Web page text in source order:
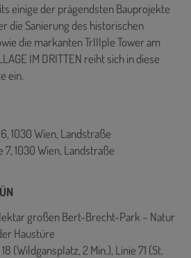
einige der prägendsten Bauprojekte
die Sanierung des historischen
die markanten TrIIIple Tower am
IM DRITTEN reiht sich in diese
ein.
1030 Wien, Landstraße
1030 Wien, Landstraße
großen Bert-Brecht-Park – Natur
Haustüre
(Wildgansplatz, 2 Min.), Linie 71 (St.